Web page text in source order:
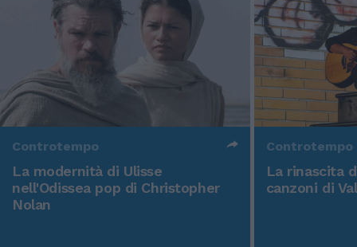
Controtempo
La modernità di Ulisse
nell'Odissea pop di Christopher
Nolan
Controtempo
La rinascita
canzoni di